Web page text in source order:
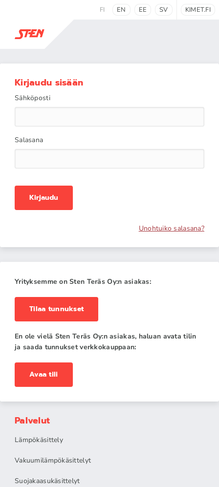
FI EN EE SV KIMET.FI
Kirjaudu sisään
Sähköposti
Salasana
Kirjaudu
Unohtuiko salasana?
Yrityksemme on Sten Teräs Oy:n asiakas:
Tilaa tunnukset
En ole vielä Sten Teräs Oy:n asiakas, haluan avata tilin
ja saada tunnukset verkkokauppaan:
Avaa tili
Palvelut
Lämpökäsittely
Vakuumilämpökäsittelyt
Suojakaasukäsittelyt